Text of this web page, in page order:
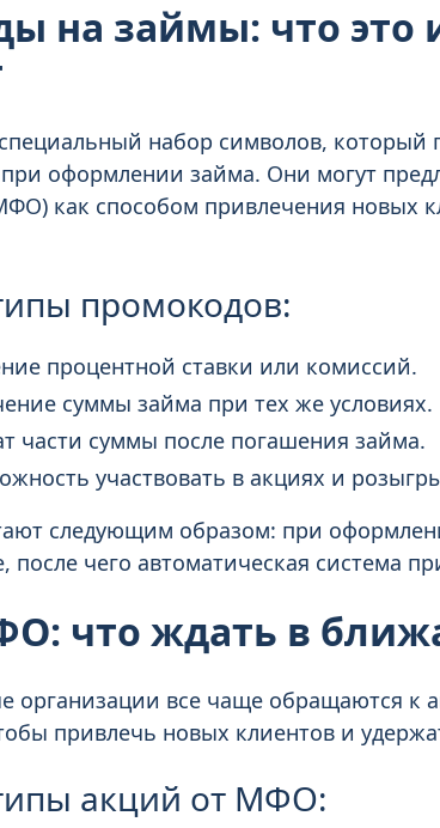
на займы: что это
набор символов, который
при оформлении займа. Они могут
как способом привлечения новых
промокодов:
процентной ставки или комиссий.
суммы займа при тех же условиях.
части суммы после погашения займа.
участвовать в акциях и
следующим образом: при
после чего автоматическая система
что ждать в
организации все чаще обращаются к
привлечь новых клиентов и
акций от МФО: